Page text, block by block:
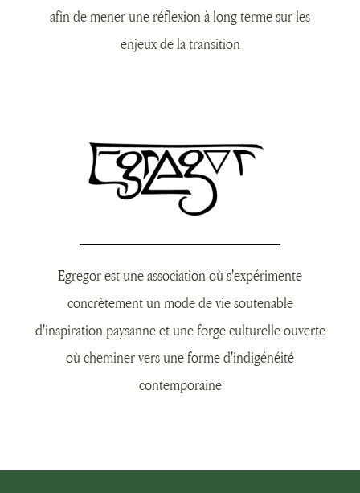
afin de mener une réflexion à long terme sur les
enjeux de la transition
Egregor est une association où s'expérimente
concrètement un mode de vie soutenable
d'inspiration paysanne et une forge culturelle ouverte
où cheminer vers une forme d'indigénéité
contemporaine